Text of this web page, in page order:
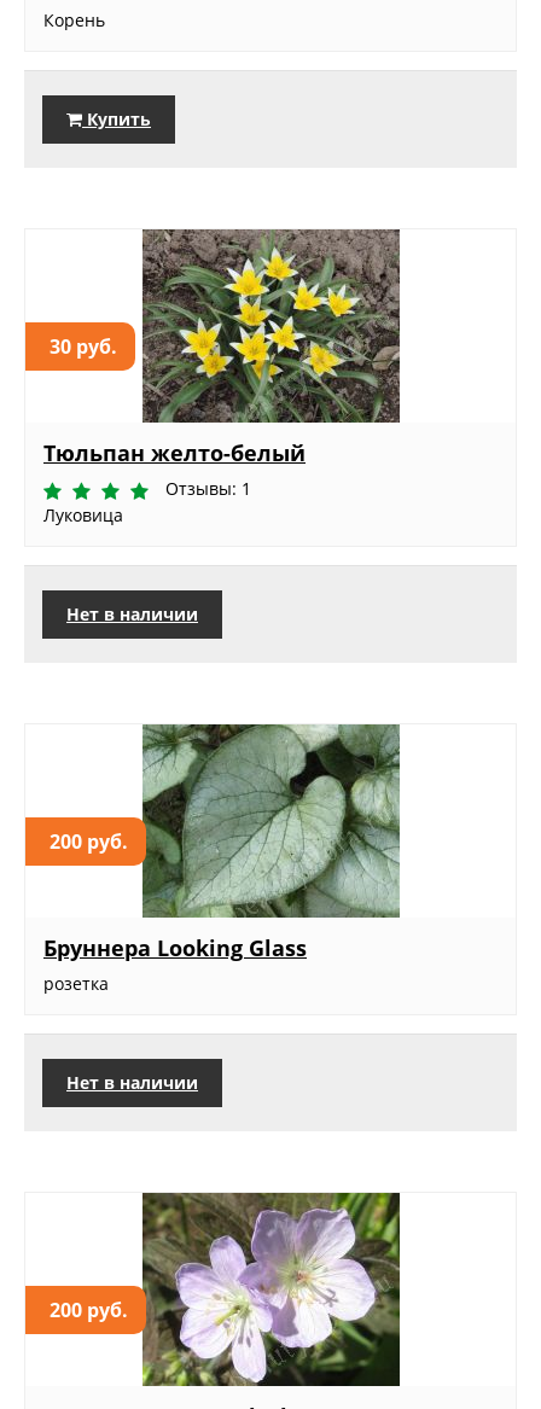
Корень
Купить
30 руб.
Тюльпан желто-белый
Отзывы: 1
Луковица
Нет в наличии
200 руб.
Бруннера Looking Glass
розетка
Нет в наличии
200 руб.